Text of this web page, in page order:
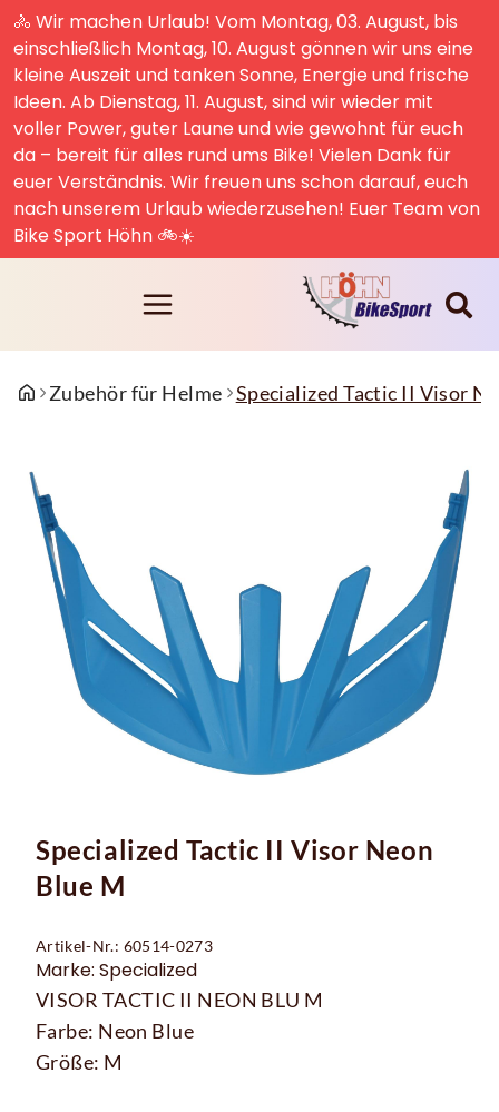
🚴 Wir machen Urlaub! Vom Montag, 03. August, bis
einschließlich Montag, 10. August gönnen wir uns eine
kleine Auszeit und tanken Sonne, Energie und frische
Ideen. Ab Dienstag, 11. August, sind wir wieder mit
voller Power, guter Laune und wie gewohnt für euch
da – bereit für alles rund ums Bike! Vielen Dank für
euer Verständnis. Wir freuen uns schon darauf, euch
nach unserem Urlaub wiederzusehen! Euer Team von
Bike Sport Höhn 🚲☀️
Zubehör für Helme Specialized Tactic II Visor
Specialized Tactic II Visor Neon
Blue M
Artikel-Nr.: 60514-0273
Marke: Specialized
VISOR TACTIC II NEON BLU M
Farbe: Neon Blue
Größe: M